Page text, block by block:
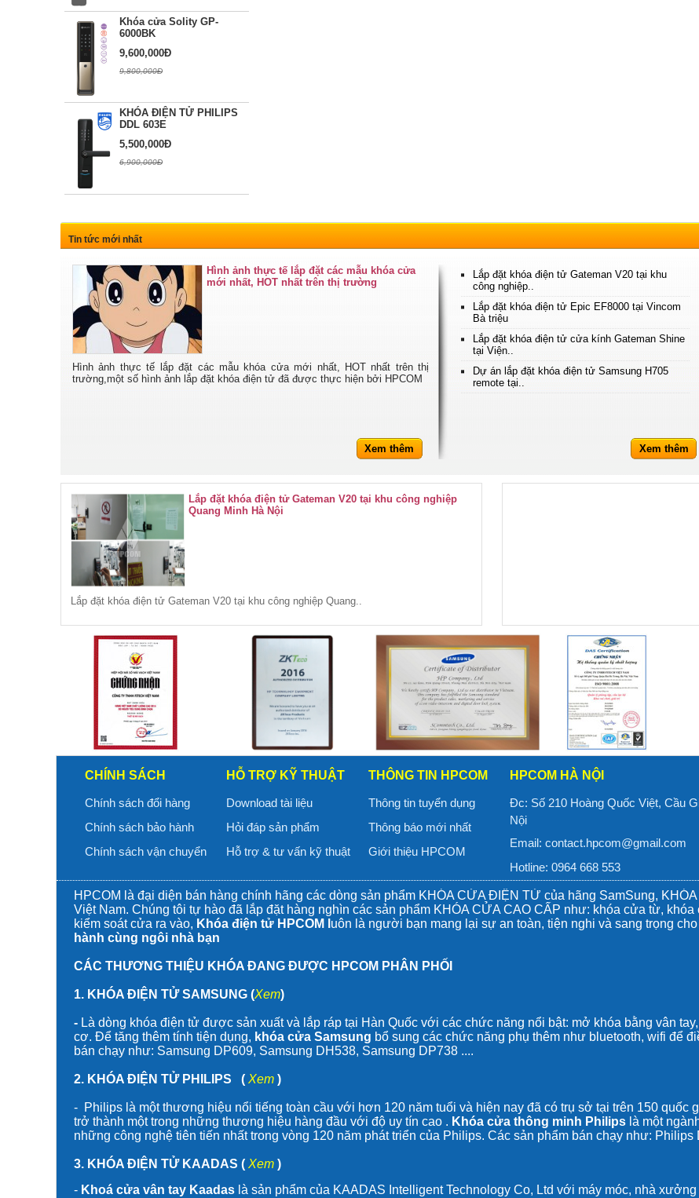
Khóa cửa Solity GP-
6000BK
9,600,000Đ
9,800,000Đ
KHÓA ĐIỆN TỬ PHILIPS
DDL 603E
5,500,000Đ
6,900,000Đ
Tin tức mới nhất
Hình ảnh thực tế lắp đặt các mẫu khóa cửa
mới nhất, HOT nhất trên thị trường
Hình ảnh thực tế lắp đặt các mẫu khóa cửa mới nhất, HOT nhất trên thị
trường,một số hình ảnh lắp đặt khóa điện tử đã được thực hiện bởi HPCOM
Xem thêm
Lắp đặt khóa điện tử Gateman V20 tại khu
công nghiệp..
Lắp đặt khóa điện tử Epic EF8000 tại Vincom
Bà triệu
Lắp đặt khóa điện tử cửa kính Gateman Shine
tại Viện..
Dự án lắp đặt khóa điện tử Samsung H705
remote tại..
Xem thêm
Lắp đặt khóa điện tử Gateman V20 tại khu công nghiệp
Quang Minh Hà Nội
Lắp đặt khóa điện tử Gateman V20 tại khu công nghiệp Quang..
CHÍNH SÁCH
Chính sách đổi hàng
Chính sách bảo hành
Chính sách vận chuyển
HỖ TRỢ KỸ THUẬT
Download tài liệu
Hỏi đáp sản phẩm
Hỗ trợ & tư vấn kỹ thuật
THÔNG TIN HPCOM
Thông tin tuyển dụng
Thông báo mới nhất
Giới thiệu HPCOM
HPCOM HÀ NỘI
Đc: Số 210 Hoàng Quốc Việt, Cầu
Nội
Email:contact.hpcom@gmail.com
Hotline: 0964 668 553
HPCOM là đại diện bán hàng chính hãng các dòng sản phẩm KHÓA CỬA ĐIỆN TỬ của hãng SamSung,
Việt Nam. Chúng tôi tự hào đã lắp đặt hàng nghìn các sản phẩm KHÓA CỬA CAO CẤP như: khóa cửa từ,
kiểm soát cửa ra vào, Khóa điện tử HPCOM l uôn là người bạn mang lại sự an toàn, tiện nghi và sang trọng
hành cùng ngôi nhà bạn
CÁC THƯƠNG THIỆU KHÓA ĐANG ĐƯỢC HPCOM PHÂN PHỐI
1. KHÓA ĐIỆN TỬ SAMSUNG (Xem)
- Là dòng khóa điện tử được sản xuất và lắp ráp tại Hàn Quốc với các chức năng nổi bật: mở khóa bằng vân
cơ. Để tăng thêm tính tiện dụng, khóa cửa Samsung bổ sung các chức năng phụ thêm như bluetooth, wifi để
bán chạy như: Samsung DP609, Samsung DH538, Samsung DP738 ....
2. KHÓA ĐIỆN TỬ PHILIPS ( Xem )
- Philips là một thương hiệu nổi tiếng toàn cầu với hơn 120 năm tuổi và hiện nay đã có trụ sở tại trên 150 quốc
trở thành một trong những thương hiệu hàng đầu với độ uy tín cao . Khóa cửa thông minh Philips là một
những công nghệ tiên tiến nhất trong vòng 120 năm phát triển của Philips. Các sản phẩm bán chạy như: Philips
3. KHÓA ĐIỆN TỬ KAADAS ( Xem )
- Khoá cửa vân tay Kaadas là sản phẩm của KAADAS Intelligent Technology Co, Ltd với máy móc, nhà